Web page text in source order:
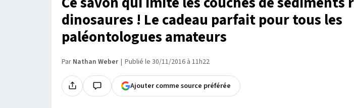
dinosaures ! Le cadeau parfait pour tous les
paléontologues amateurs
Par Nathan Weber Publié le 30/11/2016 à 11h22
Ajouter comme source préférée